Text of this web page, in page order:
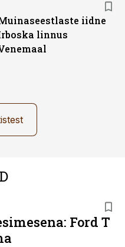
iidne
linnus
Ford T